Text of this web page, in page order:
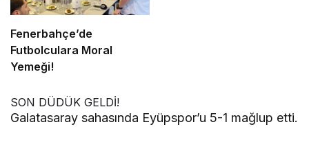
Fenerbahçe’de
Futbolculara Moral
Yemeği!
SON DÜDÜK GELDİ!
Galatasaray sahasında Eyüpspor’u 5-1 mağlup etti.